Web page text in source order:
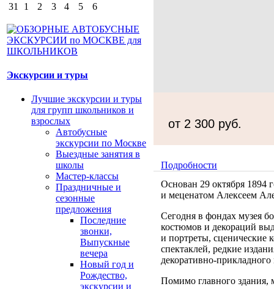
31
1 2 3 4 5 6
Экскурсии и туры
Лучшие экскурсии и туры
для групп школьников и
взрослых
Автобусные
экскурсии по Москве
Выездные занятия в
школы
Мастер-классы
Праздничные и
сезонные
предложения
Последние
звонки,
Выпускные
вечера
Новый год и
Рождество,
экскурсии и
от 2 300 руб.
Подробности
Основан 29 октября 1894
и меценатом Алексеем
Сегодня в фондах музея
костюмов и декораций
и портреты,
спектаклей, редкие
декоративно-
Помимо главного здания,